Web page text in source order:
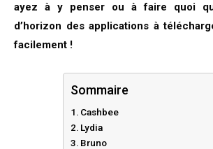
ayez à y penser ou à faire quoi
d’horizon des applications à
facilement !
Sommaire
Cashbee
Lydia
Bruno